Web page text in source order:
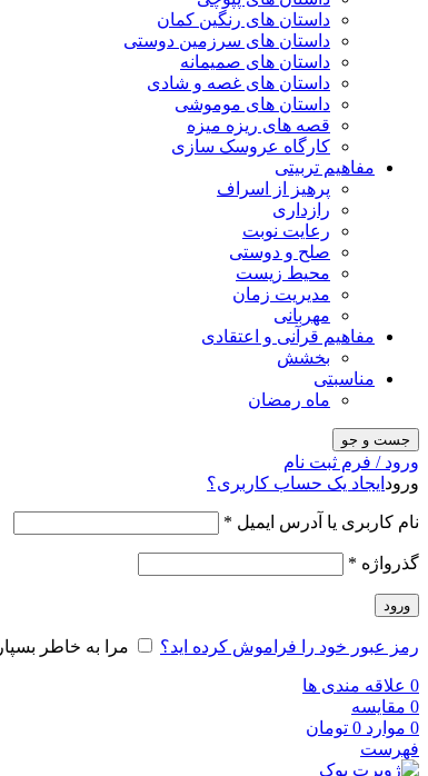
داستان های رنگین کمان
داستان های سرزمین دوستی
داستان های صمیمانه
داستان های غصه و شادی
داستان های موموشی
قصه های ریزه میزه
کارگاه عروسک سازی
مفاهیم تربیتی
پرهیز از اسراف
رازداری
رعایت نوبت
صلح و دوستی
محیط زیست
مدیریت زمان
مهربانی
مفاهیم قرآنی و اعتقادی
بخشش
مناسبتی
ماه رمضان
جست و جو
ورود / فرم ثبت نام
ورود ایجاد یک حساب کاربری؟
نام کاربری یا آدرس ایمیل *
گذرواژه *
ورود
رمز عبور خود را فراموش کرده اید؟ مرا به خاطر بسپار
0 علاقه مندی ها
0 مقایسه
0 موارد 0 تومان
فهرست